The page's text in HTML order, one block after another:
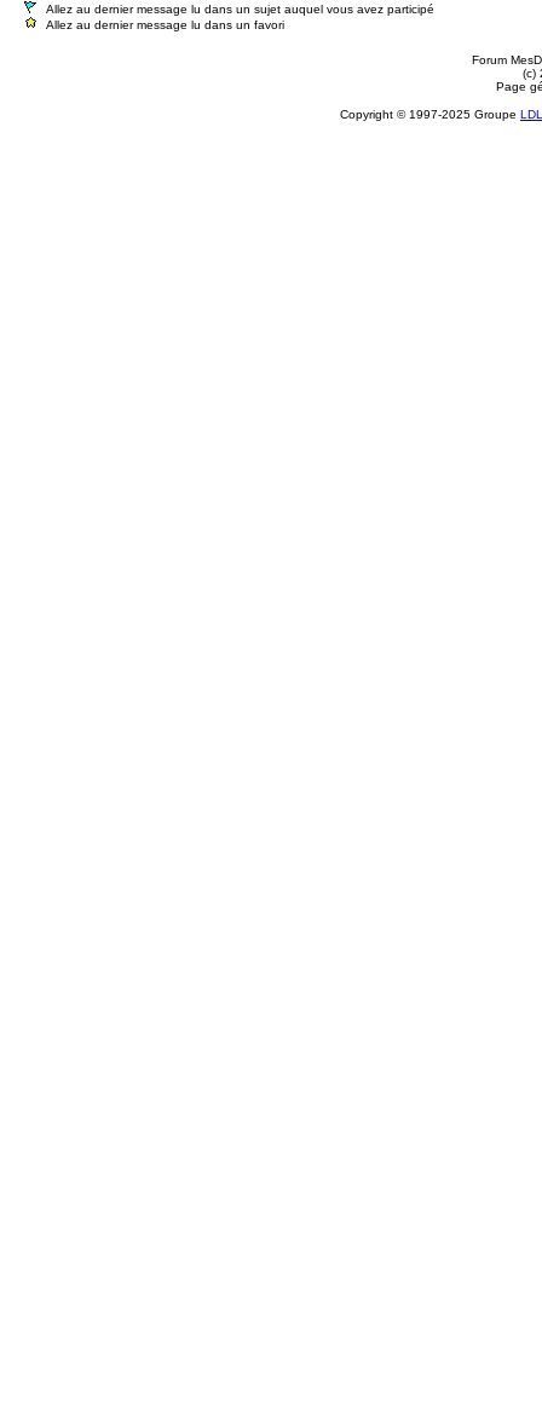
Allez au dernier message lu dans un sujet auquel vous avez participé
Allez au dernier message lu dans un favori
Forum
(c)
Page
Copyright © 1997-2025 Groupe